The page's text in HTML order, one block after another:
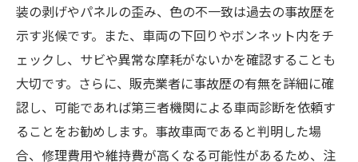
装の剥げやパネルの歪み、色の不一致は過去の事故歴を
示す兆候です。また、車両の下回りやボンネット内をチ
ェックし、サビや異常な摩耗がないかを確認することも
大切です。さらに、販売業者に事故歴の有無を詳細に確
認し、可能であれば第三者機関による車両診断を依頼す
ることをお勧めします。事故車両であると判明した場
合、修理費用や維持費が高くなる可能性があるため、注